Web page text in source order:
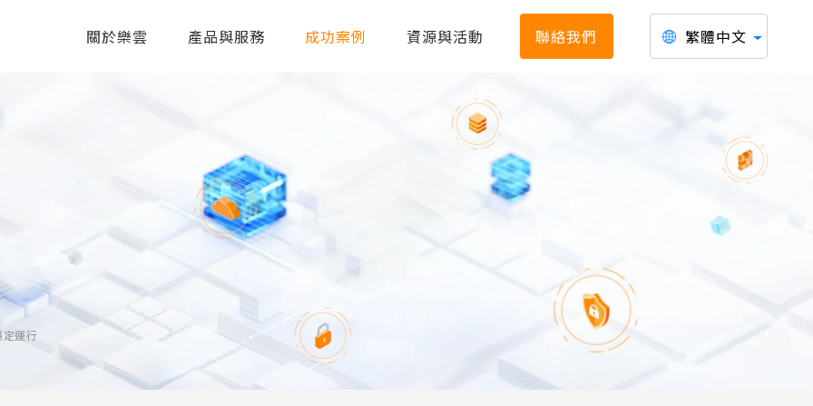
關於樂雲 產品與服務 成功案例 資源與活動 聯絡我們 繁體中文
運行